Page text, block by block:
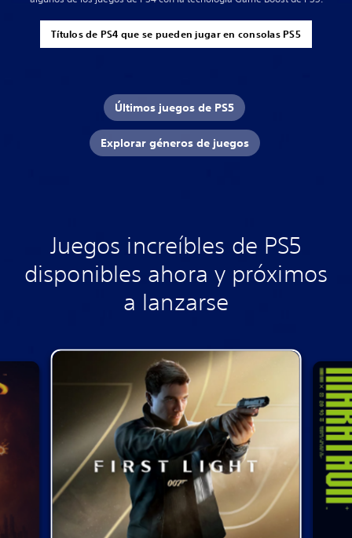
Títulos de PS4 que se pueden jugar en consolas PS5
Últimos juegos de PS5
Explorar géneros de juegos
Juegos increíbles de PS5
disponibles ahora y próximos
a lanzarse